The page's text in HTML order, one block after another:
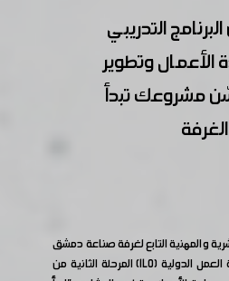
التدريبي
الأعمال وتطوير
مشروعك تبدأ
والمهنية التابع لغرفة صناعة دمشق
وريفها، بالتعاون مع منظمة العمل الدولية (ILO) المرحلة الثانية من